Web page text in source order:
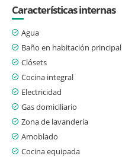
Características internas
Agua
Baño en habitación principal
Clósets
Cocina integral
Electricidad
Gas domiciliario
Zona de lavandería
Amoblado
Cocina equipada